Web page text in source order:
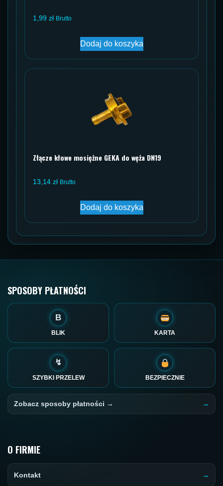
1,99 zł Brutto
Dodaj do koszyka
Złącze kłowe mosiężne GEKA do węża DN19
13,14 zł Brutto
Dodaj do koszyka
SPOSOBY PŁATNOŚCI
B
BLIK KARTA
↯
SZYBKI PRZELEW BEZPIECZNIE
Zobacz sposoby płatności →
O FIRMIE
Kontakt